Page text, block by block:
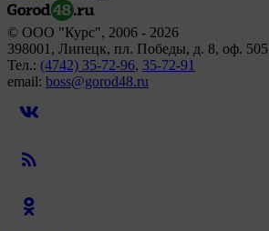
© ООО "Курс", 2006 - 2026
398001, Липецк, пл. Победы, д. 8, оф. 505
Тел.: (4742) 35-72-96, 35-72-91
email: boss@gorod48.ru